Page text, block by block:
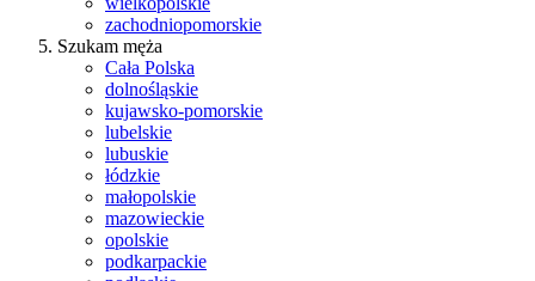
zachodniopomorskie
Szukam męża
Cała Polska
dolnośląskie
kujawsko-pomorskie
lubelskie
lubuskie
łódzkie
małopolskie
mazowieckie
opolskie
podkarpackie